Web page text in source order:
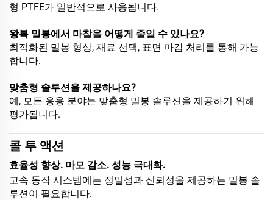
형 PTFE가 일반적으로 사용됩니다.
왕복 밀봉에서 마찰을 어떻게 줄일 수 있나요?
최적화된 밀봉 형상, 재료 선택, 표면 마감 처리를 통해 가능
합니다.
맞춤형 솔루션을 제공하나요?
예, 모든 응용 분야는 맞춤형 밀봉 솔루션을 제공하기 위해
평가됩니다.
콜 투 액션
효율성 향상. 마모 감소. 성능 극대화.
고속 동작 시스템에는 정밀성과 신뢰성을 제공하는 밀봉 솔
루션이 필요합니다.